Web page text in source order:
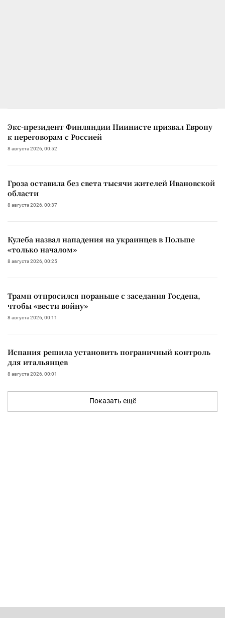
Экс-президент Финляндии Ниинисте призвал Европу
к переговорам с Россией
8 августа 2026, 00:52
Гроза оставила без света тысячи жителей Ивановской
области
8 августа 2026, 00:37
Кулеба назвал нападения на украинцев в Польше
«только началом»
8 августа 2026, 00:25
Трамп отпросился пораньше с заседания Госдепа,
чтобы «вести войну»
8 августа 2026, 00:11
Испания решила установить пограничный контроль
для итальянцев
8 августа 2026, 00:01
Показать ещё